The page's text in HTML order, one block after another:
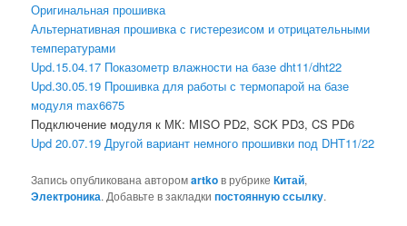
Оригинальная прошивка
Альтернативная прошивка с гистерезисом и отрицательными
температурами
Upd.15.04.17 Показометр влажности на базе dht11/dht22
Upd.30.05.19 Прошивка для работы с термопарой на базе
модуля max6675
Подключение модуля к МК: MISO PD2, SCK PD3, CS PD6
Upd 20.07.19 Другой вариант немного прошивки под DHT11/22
Запись опубликована авторомartkoв рубрикеКитай,
Электроника. Добавьте в закладкипостоянную ссылку.